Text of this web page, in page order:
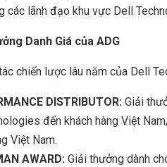
các lãnh đạo khu vực Dell
Danh Giá của ADG
chiến lược lâu năm của Dell
DISTRIBUTOR: Giải
đến khách hàng Việt
Việt Nam.
AWARD: Giải thưởng dành